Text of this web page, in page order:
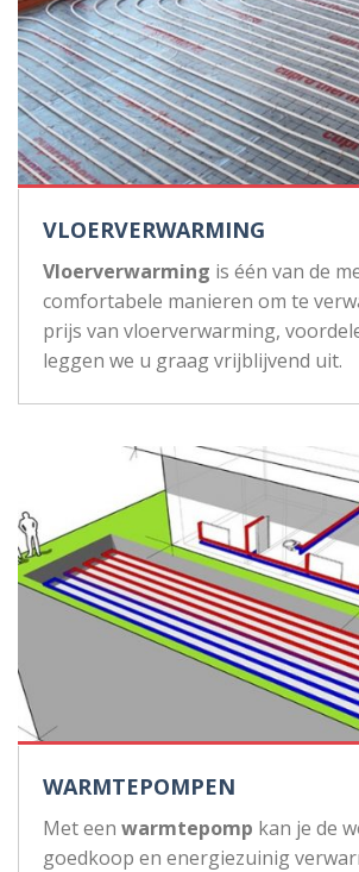
VLOERVERWARMING
Vloerverwarming is één van de
comfortabele manieren om te
prijs van vloerverwarming,
leggen we u graag vrijblijvend uit.
WARMTEPOMPEN
Met een warmtepomp kan je de
goedkoop en energiezuinig